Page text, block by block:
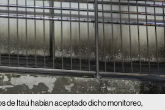
de Itaú habían aceptado dicho monitoreo,